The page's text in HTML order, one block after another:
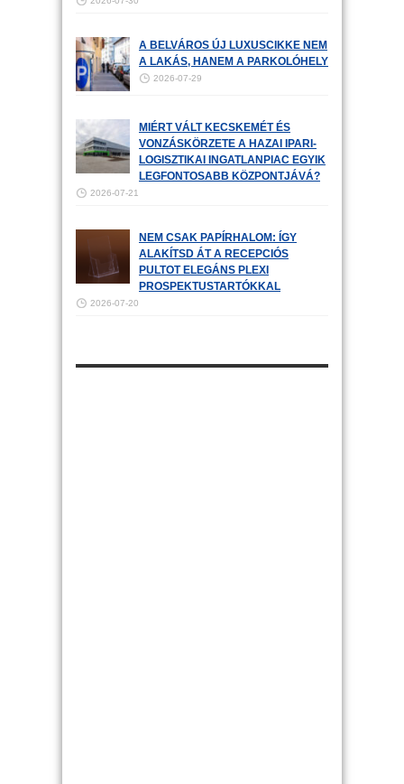
A BELVÁROS ÚJ LUXUSCIKKE NEM
A LAKÁS, HANEM A PARKOLÓHELY
2026-07-29
MIÉRT VÁLT KECSKEMÉT ÉS
VONZÁSKÖRZETE A HAZAI IPARI-
LOGISZTIKAI INGATLANPIAC EGYIK
LEGFONTOSABB KÖZPONTJÁVÁ?
2026-07-21
NEM CSAK PAPÍRHALOM: ÍGY
ALAKÍTSD ÁT A RECEPCIÓS
PULTOT ELEGÁNS PLEXI
PROSPEKTUSTARTÓKKAL
2026-07-20